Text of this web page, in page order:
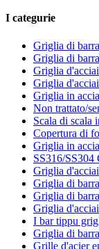
I categurie
Griglia di
Griglia di
Griglia
Griglia
Griglia in
Non trattato/
Scala di scala
Copertura di
Griglia in
SS316/
Griglia
Griglia di
Griglia di
Griglia
I bar tippu
Griglia di
Grille d'acier